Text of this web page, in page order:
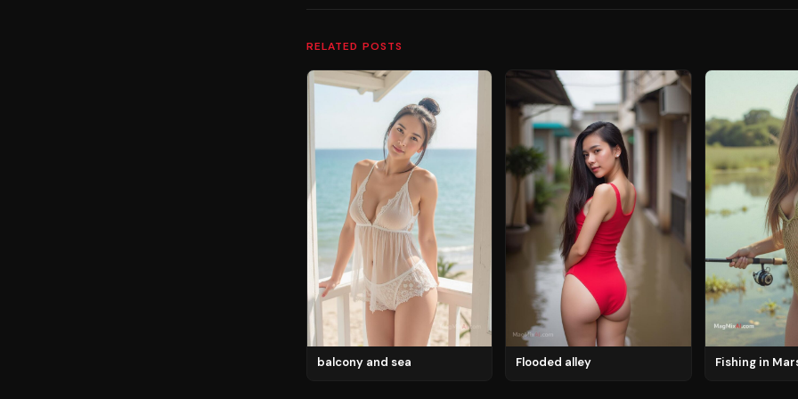
RELATED POSTS
balcony and sea Flooded alley Fishing in